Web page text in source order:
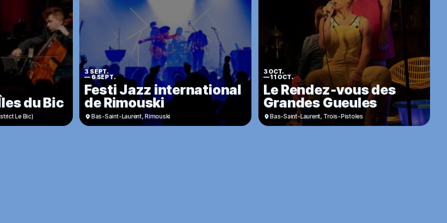
du Bic
Le Bic)
3 SEPT.
—6 SEPT.
Festi Jazz international
de Rimouski
Bas-Saint-Laurent, Rimouski
3 OCT.
—11 OCT.
Le Rendez-vous des
Grandes Gueules
Bas-Saint-Laurent, Trois-Pistoles